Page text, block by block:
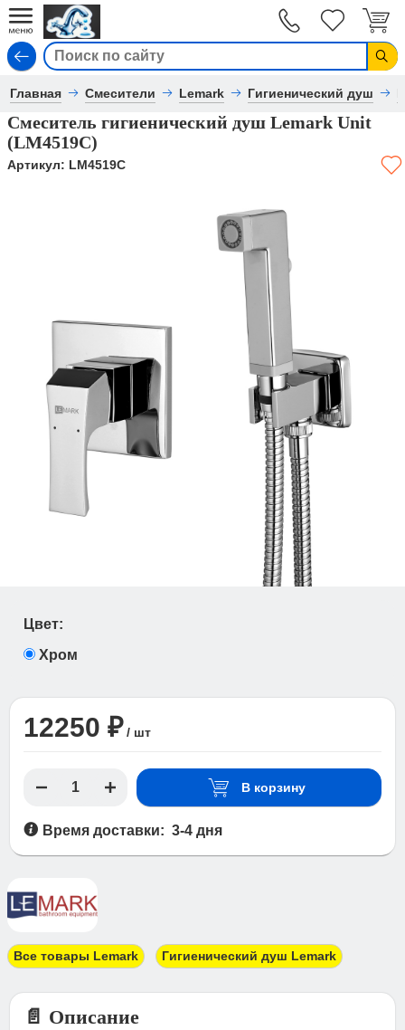
Главная Смесители Lemark Гигиенический душ
Смеситель гигиенический душ Lemark Unit
(LM4519C)
Артикул: LM4519C
Цвет:
Хром
12250 ₽ / шт
В корзину
Время доставки: 3-4 дня
Все товары Lemark Гигиенический душ Lemark
📄 Описание